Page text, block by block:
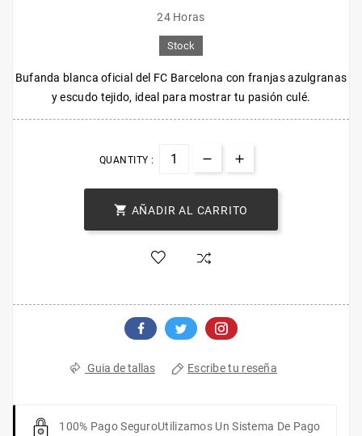
24 Horas
Stock
Bufanda blanca oficial del FC Barcelona con franjas azulgranas
y escudo tejido, ideal para mostrar tu pasión culé.
QUANTITY :
 AÑADIR AL CARRITO
Guia de tallas Escribe tu reseña
100% Pago SeguroUtilizamos Un Sistema De Pago